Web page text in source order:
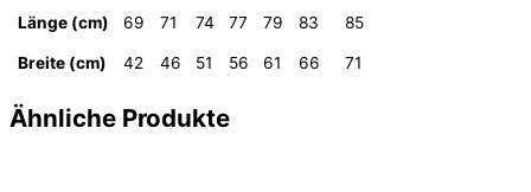
Länge (cm) 69 71 74 77 79 83 85
Breite (cm) 42 46 51 56 61 66 71
Ähnliche Produkte